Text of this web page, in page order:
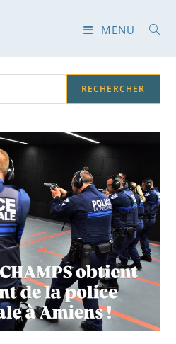
MENU
RECHERCHER